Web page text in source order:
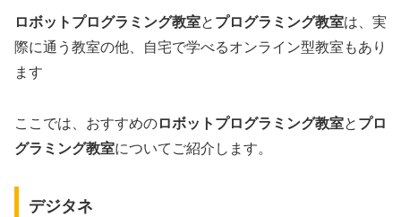
ロボットプログラミング教室と プログラミング教室は、実
際に通う教室の他、自宅で学べるオンライン型教室もあり
ます
ここでは、おすすめのロボットプログラミング教室と プロ
グラミング教室についてご紹介します。
デジタネ